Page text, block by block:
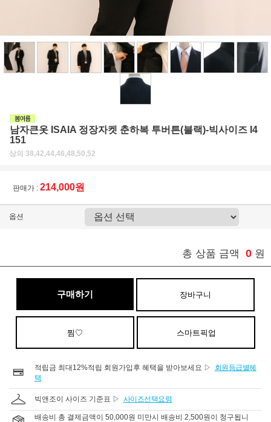
남자큰옷 ISAIA 정장자켓 춘하복 투버튼(블랙)-빅사이즈 I4
151
상의 38,42,44,46,48,50,52
판매가 : 214,000원
옵션
총 상품 금액 0 원
구매하기 장바구니
찜♡ 스마트픽업
적립금 최대12%적립 회원가입후 혜택을 받아보세요 ▷
회원등급별혜
택
빅앤조이 사이즈 기준표 ▷ 사이즈선택요령
배송비 총 결제금액이 50,000원 미만시 배송비 2,500원이 청구됩니